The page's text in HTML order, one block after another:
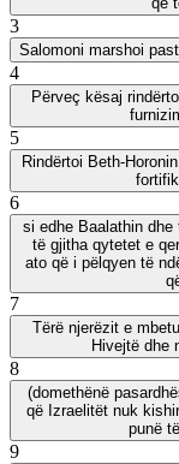
3
Salomoni marshoi
4
Përveç kësaj
5
Rindërtoi Beth-
6
si edhe Baalathin
të gjitha qytetet e
ato që i pëlqyen të
7
Tërë njerëzit e
Hivejtë dhe
8
(domethënë
që Izraelitët nuk
punë
9